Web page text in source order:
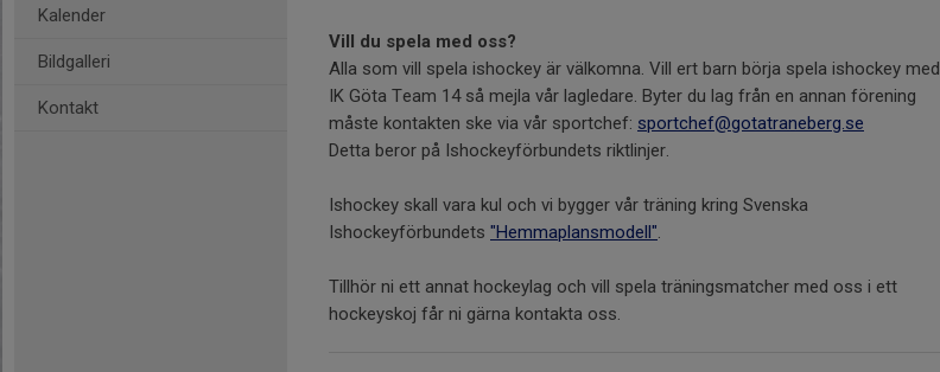
Kalender
Bildgalleri
Kontakt
Vill du spela med oss?
Alla som vill spela ishockey är välkomna. Vill ert barn börja spela ishockey med
IK Göta Team 14 så mejla vår lagledare. Byter du lag från en annan förening
måste kontakten ske via vår sportchef: sportchef@gotatraneberg.se
Detta beror på Ishockeyförbundets riktlinjer.
Ishockey skall vara kul och vi bygger vår träning kring Svenska
Ishockeyförbundets "Hemmaplansmodell".
Tillhör ni ett annat hockeylag och vill spela träningsmatcher med oss i ett
hockeyskoj får ni gärna kontakta oss.